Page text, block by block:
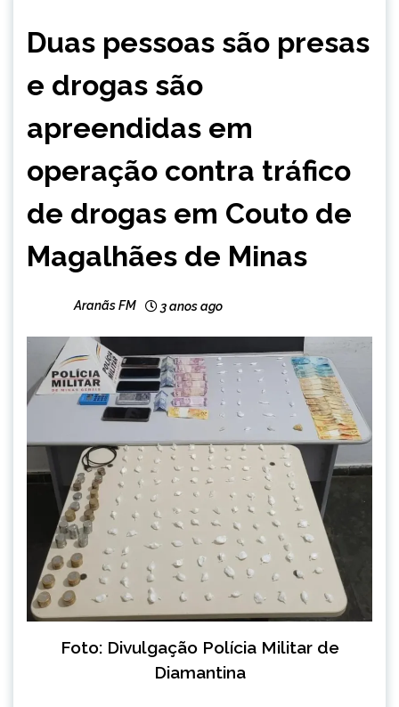
GERAIS
Duas pessoas são presas
e drogas são
apreendidas em
operação contra tráfico
de drogas em Couto de
Magalhães de Minas
Aranãs FM 3 anos ago
Foto: Divulgação Polícia Militar de
Diamantina